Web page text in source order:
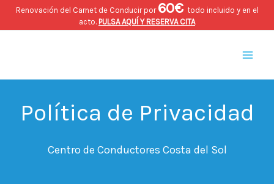
al
Renovación del Carnet de Conducir por 60€ todo incluido y en el
acto. PULSA AQUÍ Y RESERVA CITA
Política de Privacidad
Centro de Conductores Costa del Sol